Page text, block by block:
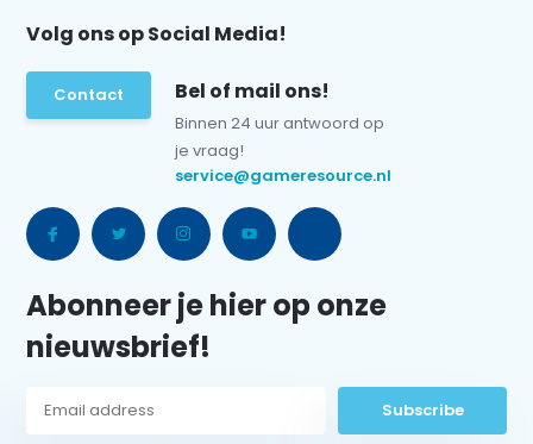
Volg ons op Social Media!
Contact Bel of mail ons!
Binnen 24 uur antwoord op
je vraag!
service@gameresource.nl
Abonneer je hier op onze
nieuwsbrief!
Subscribe